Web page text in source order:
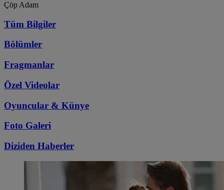
Çöp Adam
Tüm Bilgiler
Bölümler
Fragmanlar
Özel Videolar
Oyuncular & Künye
Foto Galeri
Diziden Haberler